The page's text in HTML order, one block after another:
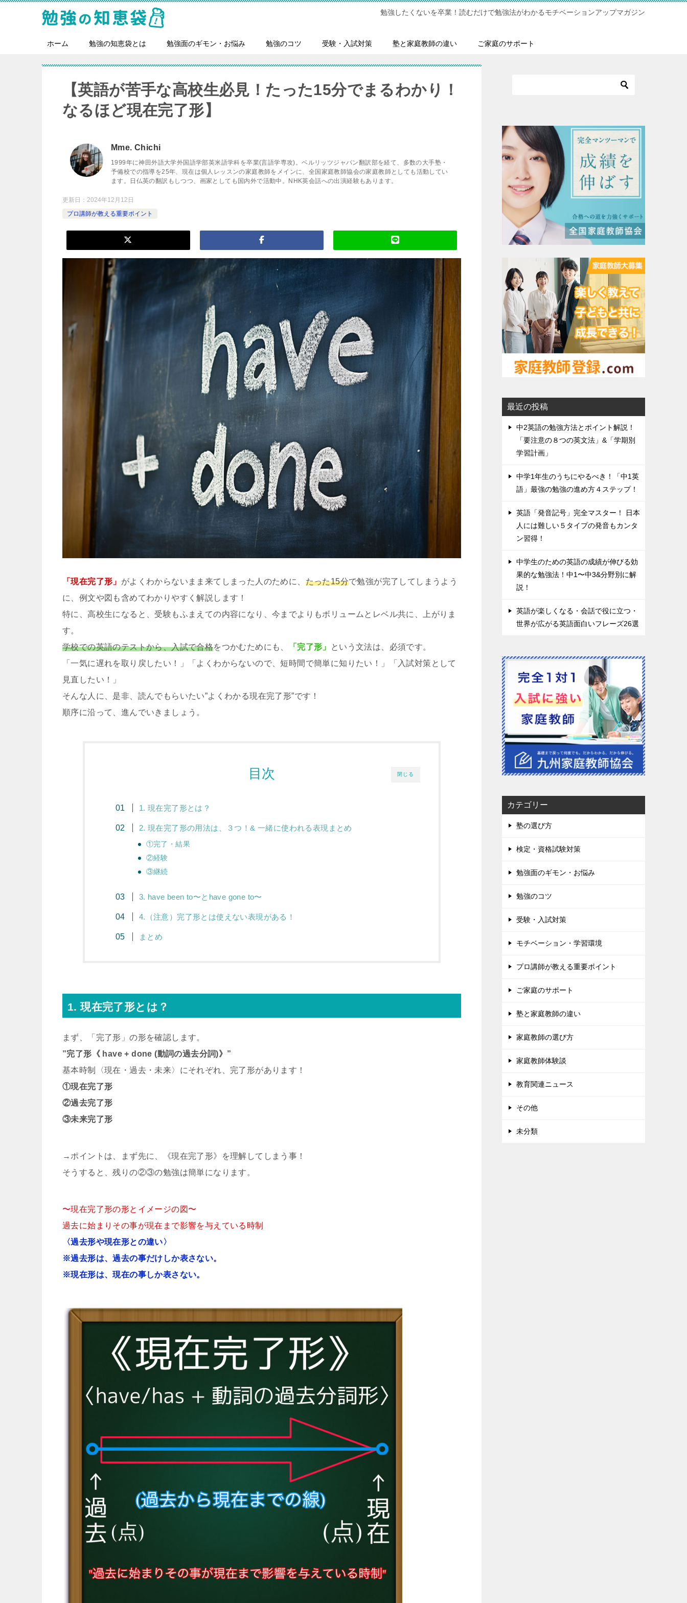
勉強したくないを卒業！読むだけで勉強法がわかるモチベーションアップマガジン
ホーム 勉強の知恵袋とは 勉強面のギモン・お悩み 勉強のコツ 受験・入試対策 塾と家庭教師の違い ご家庭のサポート
【英語が苦手な高校生必見！たった15分でまるわかり！
なるほど現在完了形】
Mme. Chichi
1999年に神田外語大学外国語学部英米語学科を卒業(言語学専攻)。ベルリッツジャパン翻訳部を経て、多数の大手塾・
予備校での指導を25年、現在は個人レッスンの家庭教師をメインに、全国家庭教師協会の家庭教師としても活動してい
ます。日仏英の翻訳もしつつ、画家としても国内外で活動中。NHK英会話への出演経験もあります。
更新日： 2024年12月12日
プロ講師が教える重要ポイント
「現在完了形」 がよくわからないまま来てしまった人のために、 たった15分で勉強が完了してしまうよう
に、例文や図も含めてわかりやすく解説します！
特に、高校生になると、受験もふまえての内容になり、今までよりもボリュームとレベル共に、上がりま
す。
学校での英語のテストから、入試で合格をつかむためにも、 「完了形」
という文法は、必須です。
「一気に遅れを取り戻したい！」「よくわからないので、短時間で簡単に知りたい！」「入試対策として
見直したい！」
そんな人に、是非、読んでもらいたい”よくわかる現在完了形”です！
順序に沿って、進んでいきましょう。
閉じる
目次
1. 現在完了形とは？
2. 現在完了形の用法は、３つ！& 一緒に使われる表現まとめ
①完了・結果
②経験
③継続
3. have been to〜とhave gone to〜
4.（注意）完了形とは使えない表現がある！
まとめ
1. 現在完了形とは？
まず、「完了形」の形を確認します。
”完了形《 have + done (動詞の過去分詞)》”
基本時制〈現在・過去・未来〉にそれぞれ、完了形があります！
①現在完了形
②過去完了形
③未来完了形
→ポイントは、まず先に、《現在完了形》を理解してしまう事！
そうすると、残りの②③の勉強は簡単になります。
〜現在完了形の形とイメージの図〜
過去に始まりその事が現在まで影響を与えている時制
〈過去形や現在形との違い〉
※過去形は、過去の事だけしか表さない。
※現在形は、現在の事しか表さない。
最近の投稿
中2英語の勉強方法とポイント解説！
「要注意の８つの英文法」&「学期別
学習計画」
中学1年生のうちにやるべき！「中1英
語」最強の勉強の進め方４ステップ！
英語「発音記号」完全マスター！ 日本
人には難しい５タイプの発音もカンタ
ン習得！
中学生のための英語の成績が伸びる効
果的な勉強法！中1〜中3&分野別に解
説！
英語が楽しくなる・会話で役に立つ・
世界が広がる英語面白いフレーズ26選
カテゴリー
塾の選び方
検定・資格試験対策
勉強面のギモン・お悩み
勉強のコツ
受験・入試対策
モチベーション・学習環境
プロ講師が教える重要ポイント
ご家庭のサポート
塾と家庭教師の違い
家庭教師の選び方
家庭教師体験談
教育関連ニュース
その他
未分類